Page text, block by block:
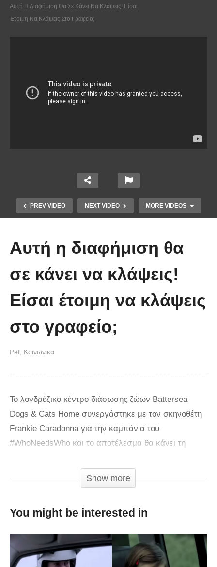
Αυτή Η Διαφήμιση Θα Σε Κάνει Να Κλάψεις! Είσαι
Έτοιμη Να Κλάψεις Στο Γραφείο;
PREV VIDEO NEXT VIDEO MORE VIDEOS
Έβαλαν κάμερα έξω από αυτήν τη
(Βίντεο)
Αυτή η διαφήμιση θα
σε κάνει να κλάψεις!
Είσαι έτοιμη να κλάψεις
στο γραφείο;
Pet Κοινωνικά
Το λονδρέζικο κέντρο διάσωσης ζώων Battersea
Dogs & Cats Home συνεργάστηκε με τον σκηνοθέτη
Frankie Caradonna για την καμπάνια του
#WhoNeedsWho και το αποτέλεσμα θα κάνει τη
Caradonna πέρασε ένα σαββατοκύριακο του
Σεπτεμβρίου ταξιδεύοντας στην Αγγλία και
κατοικίδια από το κέντρο. Είσαι έτοιμη να κλάψεις
via
Show more
You might be interested in